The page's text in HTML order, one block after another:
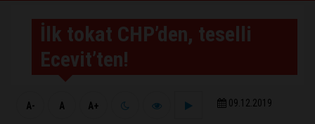
İlk tokat CHP’den, teselli
Ecevit’ten!
A- A A+ 09.12.2019